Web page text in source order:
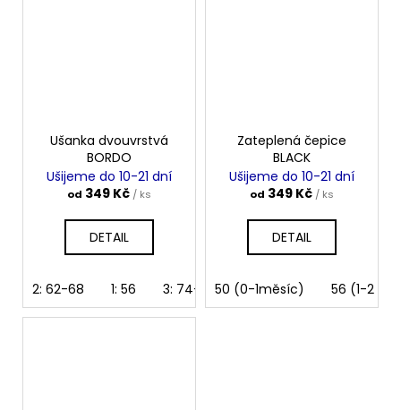
Ušanka dvouvrstvá
BORDO
Ušijeme do 10-21 dní
od 349 Kč / ks
DETAIL
2: 62-68 1: 56 3: 74-80 4: 86-92 5: 98-104
Zateplená čepice
BLACK
Ušijeme do 10-21 dní
od 349 Kč / ks
DETAIL
50 (0-1měsíc) 56 (1-2